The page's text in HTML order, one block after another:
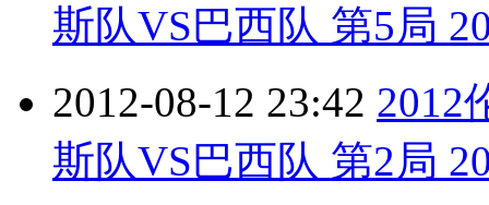
斯队VS巴西队 第5局
2012-08-12 23:42 2012
斯队VS巴西队 第2局